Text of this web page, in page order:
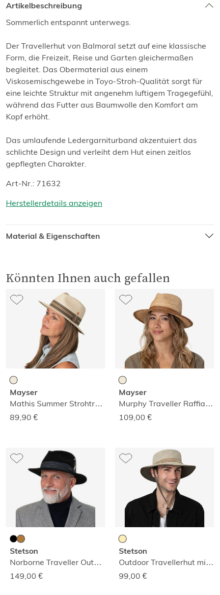
Artikelbeschreibung
Sommerlich entspannt unterwegs.
Der Travellerhut von Balmoral setzt auf eine klassische
Form, die Freizeit, Reise und Garten gleichermaßen
begleitet. Das Obermaterial aus einem
Viskosemischgewebe in Toyo-Stroh-Qualität sorgt für
eine leichte Struktur mit angenehm luftigem Tragegefühl,
während das Futter aus Baumwolle den Komfort am
Kopf erhöht.
Das umlaufende Ledergarniturband akzentuiert das
schlichte Design und verleiht dem Hut einen zeitlos
gepflegten Charakter.
Art-Nr.: 71632
Herstellerdetails anzeigen
Material & Eigenschaften
Könnten Ihnen auch gefallen
Mayser
Mathis Summer Strohtraveller
89,90 €
Mayser
Murphy Traveller Raffiahut
109,00 €
Stetson
Norborne Traveller Outdoorhut
149,00 €
Stetson
Outdoor Travellerhut mit Kinnband
99,00 €